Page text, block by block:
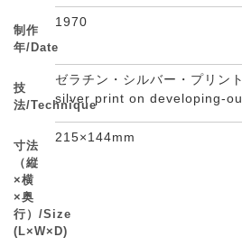
制作
年/Date
1970
技
法/Technique
ゼラチン・シルバー・プリ
silver print on developing-
寸法
（縦
×横
×奥
行）/Size
(L×W×D)
215×144mm